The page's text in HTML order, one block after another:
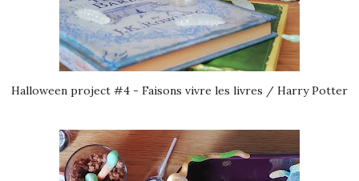
Halloween project #4 - Faisons vivre les livres / Harry Potter